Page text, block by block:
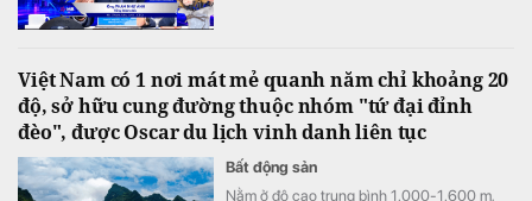
Việt Nam có 1 nơi mát mẻ quanh năm chỉ khoảng 20
độ, sở hữu cung đường thuộc nhóm "tứ đại đỉnh
đèo", được Oscar du lịch vinh danh liên tục
Bất động sản
Nằm ở độ cao trung bình 1.000-1.600 m,